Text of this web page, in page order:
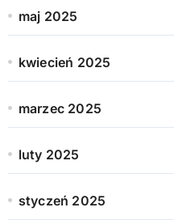
maj 2025
kwiecień 2025
marzec 2025
luty 2025
styczeń 2025